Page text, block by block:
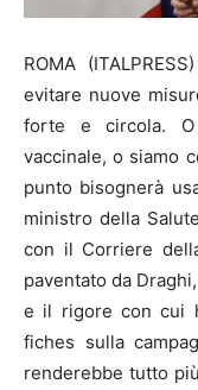
ROMA
evitare nuove
forte e circola. O
vaccinale, o siamo
punto bisognerà
ministro della
con il Corriere
paventato da
e il rigore con cui
fiches sulla
renderebbe tutto